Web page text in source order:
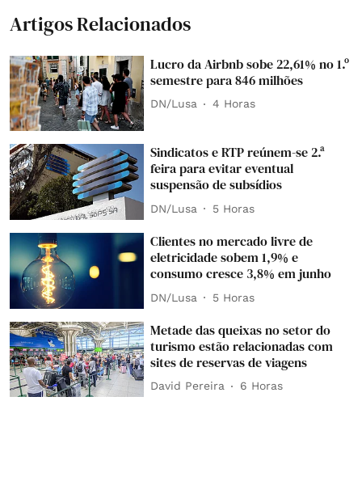
Artigos Relacionados
Lucro da Airbnb sobe 22,61% no 1.º
semestre para 846 milhões
DN/Lusa 4 Horas
Sindicatos e RTP reúnem-se 2.ª
feira para evitar eventual
suspensão de subsídios
DN/Lusa 5 Horas
Clientes no mercado livre de
eletricidade sobem 1,9% e
consumo cresce 3,8% em junho
DN/Lusa 5 Horas
Metade das queixas no setor do
turismo estão relacionadas com
sites de reservas de viagens
David Pereira 6 Horas